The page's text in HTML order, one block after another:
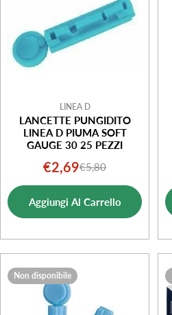
LINEA D
LANCETTE PUNGIDITO
LINEA D PIUMA SOFT
GAUGE 30 25 PEZZI
Prezzo
di
vendita
€2,69Prezzo
normale
€5,80
Aggiungi Al Carrello
Non disponibile